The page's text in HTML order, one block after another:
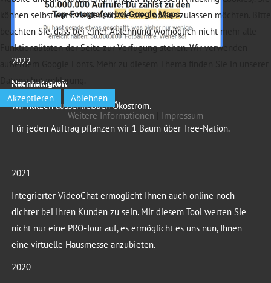
2022
Nachhaltigkeit
Wir nutzen ausschließlich Ökostrom.
Für jeden Auftrag pflanzen wir 1 Baum über Tree-Nation.
2021
Integrierter VideoChat ermöglicht Ihnen auch online noch
dichter bei Ihren Kunden zu sein. Mit diesem Tool werten Sie
nicht nur eine PRO-Tour auf, es ermöglicht es uns nun, Ihnen
eine virtuelle Hausmesse anzubieten.
2020
können selbst entscheiden, ob Sie die Cookies zulassen möchten. Bitte
beachten Sie, dass bei einer Ablehnung womöglich nicht mehr alle
Funktionalitäten der Seite zur Verfügung stehen. Wir verwenden
außerdem Google Fonts. Mehr zu diesem Thema finden Sie in unserer
Datenschutzerklärung.
Akzeptieren
Ablehnen
Weitere Informationen
Impressum